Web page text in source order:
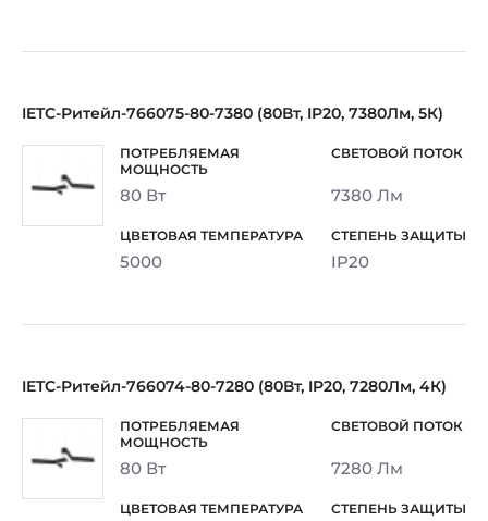
IETC-Ритейл-766075-80-7380 (80Вт, IP20, 7380Лм, 5К)
80 Вт 7380 Лм
5000 IP20
IETC-Ритейл-766074-80-7280 (80Вт, IP20, 7280Лм, 4К)
80 Вт 7280 Лм